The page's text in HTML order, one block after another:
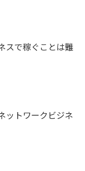
スで稼ぐことは難
ットワークビジネ